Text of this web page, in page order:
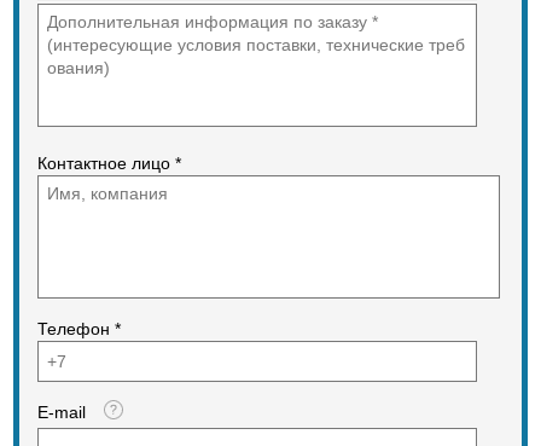
Контактное лицо *
Телефон *
E-mail